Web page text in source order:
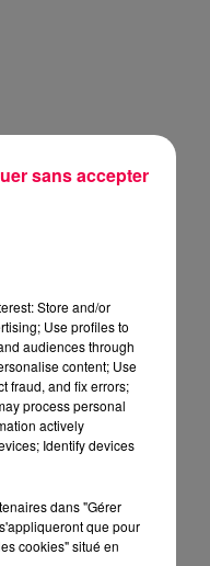
Store and/or
Use profiles to
audiences through
content; Use
fraud, and fix errors;
process personal
actively
Identify devices
dans "Gérer
que pour
cookies" situé en
sans accepter